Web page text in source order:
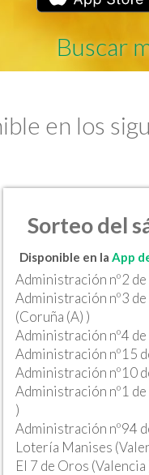
Buscar
en los
Sorteo del
Disponible en la App
Administración nº2
Administración nº3
(Coruña (A) )
Administración nº4 de
Administración nº15
Administración nº10
Administración nº1
)
Administración nº94
Lotería Manises
El 7 de Oros (Valencia